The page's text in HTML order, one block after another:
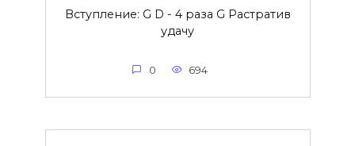
Вступление: G D - 4 раза G Растратив
удачу
0 694